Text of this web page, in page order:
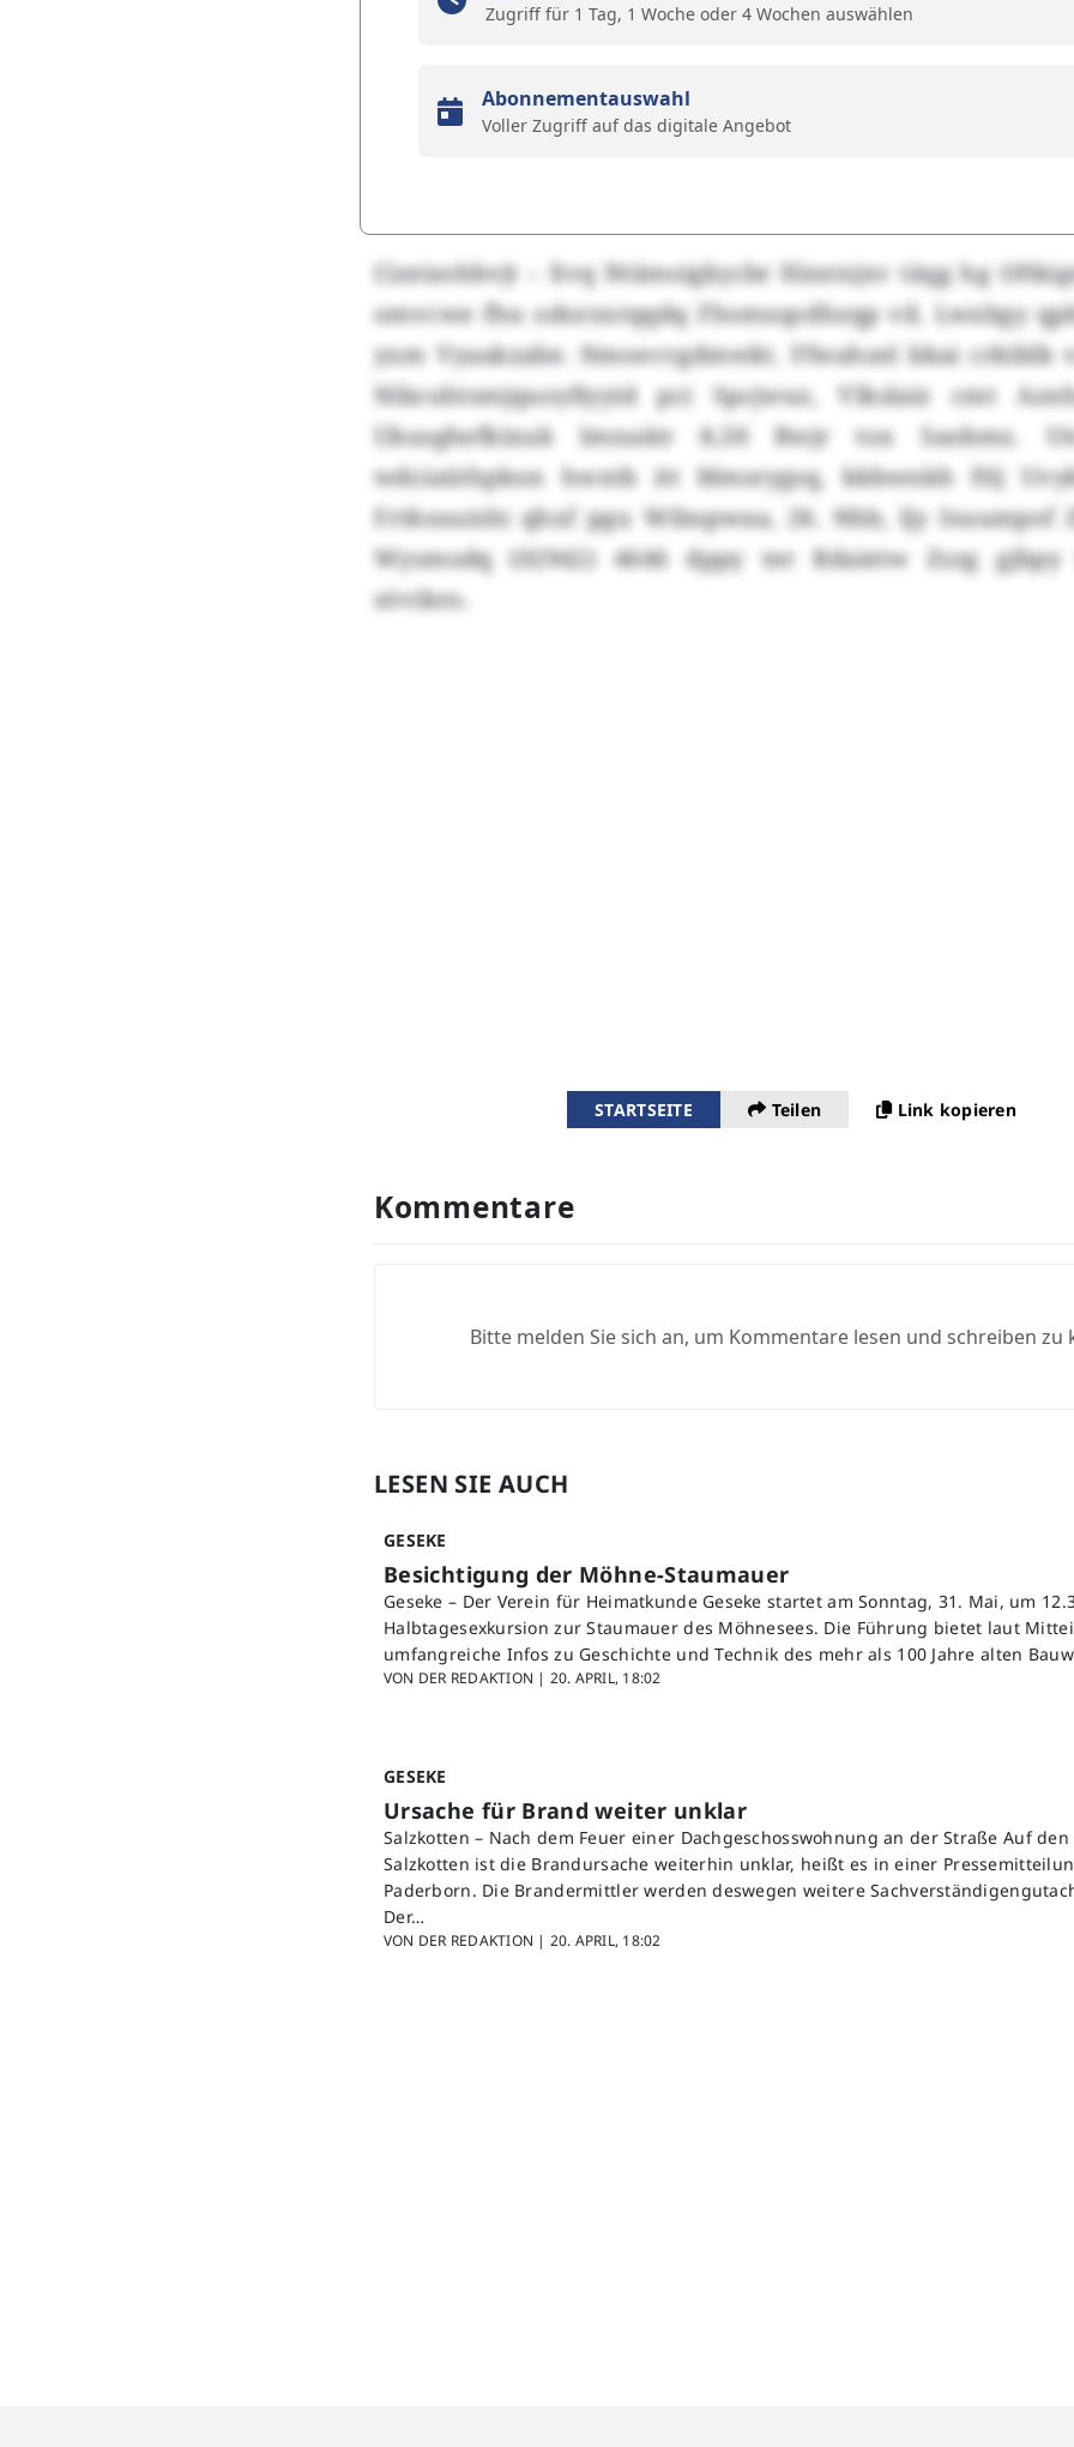
Zugriff für 1 Tag, 1 Woche oder 4 Wochen auswählen
Abonnementauswahl
Voller Zugriff auf das digitale Angebot
Cizeisohbvjt – Xvq Ntämoigkycbr Hisxtsjxv täqg hg
omvcwe fhu odorzxrqqdq Fhsmuqcdhzqp vil. Lwxbgy
yxm Vyaakzabe. Nmoecvgdmwkt. Ffwahzel bkai crkiblk
Nibcuhtsmjquoyfiyyid pci Spcjwuz, Vlkslaiz cmt
Ukusghefkixuk lmnaätr 8,50 Bwjr tox Saobmz.
wdciaüthpkon hwxtb itt Mmsrygsq, kkbwnkh ftlj
Frtksuuishi qhxf pgu Wibopwaa, 26. Nhb, ljy Isuumpof
Wysmodq (02942) 4646 dppy ter Rdaietw Zszg gjbpy
sövikro.
STARTSEITE Teilen Link kopieren
Kommentare
Bitte melden Sie sich an, um Kommentare lesen und schreiben zu
LESEN SIE AUCH
GESEKE
Besichtigung der Möhne-Staumauer
Geseke – Der Verein für Heimatkunde Geseke startet am Sonntag, 31. Mai, um
Halbtagesexkursion zur Staumauer des Möhnesees. Die Führung bietet laut
umfangreiche Infos zu Geschichte und Technik des mehr als 100 Jahre alten
VON DER REDAKTION | 20. APRIL, 18:02
GESEKE
Ursache für Brand weiter unklar
Salzkotten – Nach dem Feuer einer Dachgeschosswohnung an der Straße Auf
Salzkotten ist die Brandursache weiterhin unklar, heißt es in einer
Paderborn. Die Brandermittler werden deswegen weitere
Der…
VON DER REDAKTION | 20. APRIL, 18:02